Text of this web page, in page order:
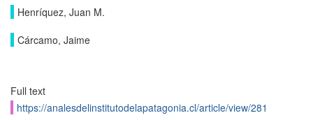
Henríquez, Juan M.
Cárcamo, Jaime
Full text
https://analesdelinstitutodelapatagonia.cl/article/view/281